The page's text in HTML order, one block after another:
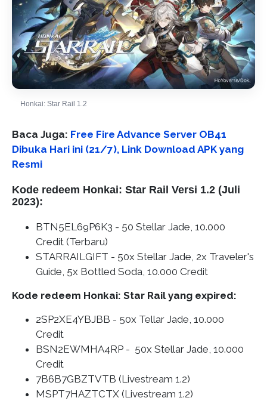
Honkai: Star Rail 1.2
Baca Juga: Free Fire Advance Server OB41
Dibuka Hari ini (21/7), Link Download APK yang
Resmi
Kode redeem Honkai: Star Rail Versi 1.2 (Juli
2023):
BTN5EL69P6K3 - 50 Stellar Jade, 10.000
Credit (Terbaru)
STARRAILGIFT - 50x Stellar Jade, 2x Traveler's
Guide, 5x Bottled Soda, 10.000 Credit
​Kode redeem Honkai: Star Rail yang expired:
2SP2XE4YBJBB - 50x Tellar Jade, 10.000
Credit
BSN2EWMHA4RP - 50x Stellar Jade, 10.000
Credit
7B6B7GBZTVTB (Livestream 1.2)
MSPT7HAZTCTX (Livestream 1.2)